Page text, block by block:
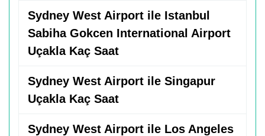
Sydney West Airport ile Istanbul
Sabiha Gokcen International Airport
Uçakla Kaç Saat
Sydney West Airport ile Singapur
Uçakla Kaç Saat
Sydney West Airport ile Los Angeles